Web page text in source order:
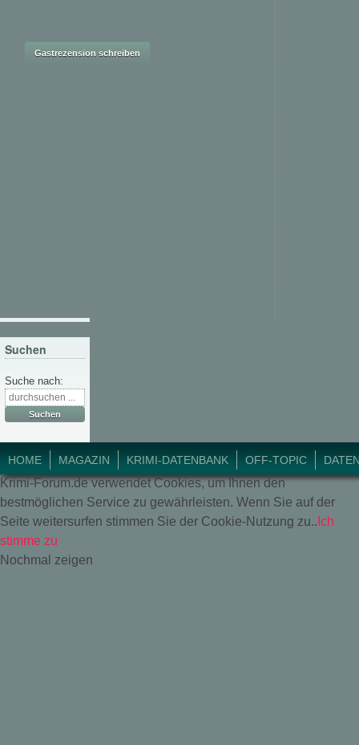
Suchen
Suche nach:
HOME MAGAZIN KRIMI-DATENBANK OFF-TOPIC
© 2018 Krimi-Forum.
Krimi-Forum.de verwendet Cookies, um Ihnen den
bestmöglichen Service zu gewährleisten. Wenn Sie auf der
Seite weitersurfen stimmen Sie der Cookie-Nutzung zu.. Ich
stimme zu
Nochmal zeigen